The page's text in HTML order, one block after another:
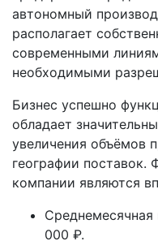
автономный
располагает
современными
необходимыми
Бизнес успешно
обладает
увеличения объёмов
географии поставок.
компании являются
Среднемесячная
000 ₽.